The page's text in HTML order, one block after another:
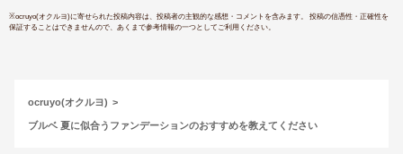
韓国コス
※ocruyo(オクルヨ)に寄せられた投稿内容は、投稿者の主観的な感想・コメントを含みます。 投稿の信憑性・正確性を
保証することはできませんので、あくまで参考情報の一つとしてご利用ください。
ocruyo(オクルヨ)
ブルベ 夏に似合うファンデーションのおすすめを教えてください